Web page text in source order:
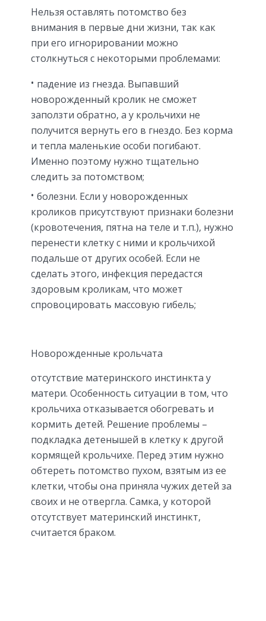
Нельзя оставлять потомство без
внимания в первые дни жизни, так как
при его игнорировании можно
столкнуться с некоторыми проблемами:
падение из гнезда. Выпавший
новорожденный кролик не сможет
заползти обратно, а у крольчихи не
получится вернуть его в гнездо. Без корма
и тепла маленькие особи погибают.
Именно поэтому нужно тщательно
следить за потомством;
болезни. Если у новорожденных
кроликов присутствуют признаки болезни
(кровотечения, пятна на теле и т.п.), нужно
перенести клетку с ними и крольчихой
подальше от других особей. Если не
сделать этого, инфекция передастся
здоровым кроликам, что может
спровоцировать массовую гибель;
Новорожденные крольчата
отсутствие материнского инстинкта у
матери. Особенность ситуации в том, что
крольчиха отказывается обогревать и
кормить детей. Решение проблемы –
подкладка детенышей в клетку к другой
кормящей крольчихе. Перед этим нужно
обтереть потомство пухом, взятым из ее
клетки, чтобы она приняла чужих детей за
своих и не отвергла. Самка, у которой
отсутствует материнский инстинкт,
считается браком.